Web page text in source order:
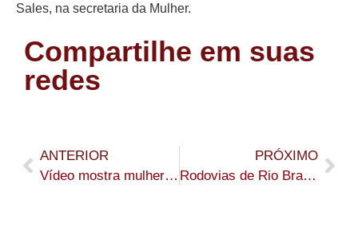
Portal Acre
Sales, na secretaria da Mulher.
Compartilhe em suas
redes
ANTERIOR
Vídeo mostra mulheres brigando em bar no Quinari
PRÓXIMO
Rodovias de Rio Branco, Plácido de Castro e Porto Acre recebem serviços de tapa-buraco do Deracre